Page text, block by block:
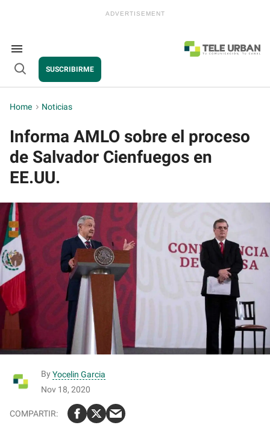
Search
&
Section
Navigation
Open
SUSCRIBIRME
Home > Noticias
Informa AMLO sobre el proceso
de Salvador Cienfuegos en
EE.UU.
By Yocelin Garcia
Nov 18, 2020